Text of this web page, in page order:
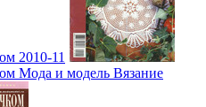
2010-11
Мода и модель Вязание